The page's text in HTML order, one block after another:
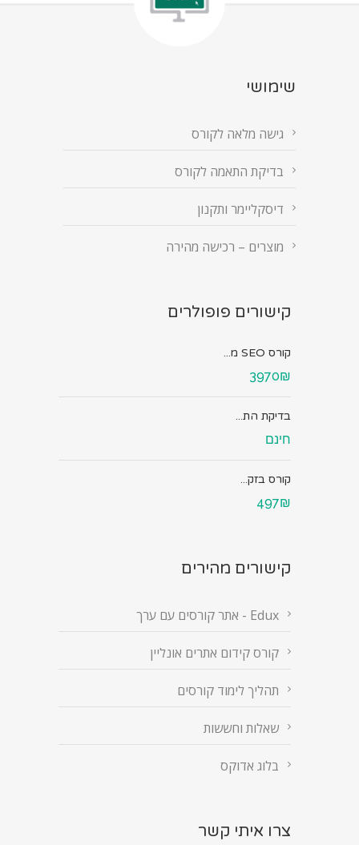
שימושי
גישה מלאה לקורס
בדיקת התאמה לקורס
דיסקליימר ותקנון
מוצרים – רכישה מהירה
קישורים פופולרים
קורס SEO מ...
3970₪
בדיקת הת...
חינם
קורס בזק...
497₪
קישורים מהירים
Edux - אתר קורסים עם ערך
קורס קידום אתרים אונליין
תהליך לימוד קורסים
שאלות וחששות
בלוג אדוקס
צרו איתי קשר